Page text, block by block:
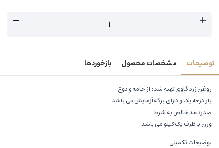
توضیحات مشخصات محصول بازخوردها
روغن زرد گاوی تهیه شده از خامه و دوغ
بار درجه یک و دارای برگه آزمایش می باشد
صدردصد خالص به شرط
وزن با ظرف یک کیلو می باشد
توضیحات تکمیلی: